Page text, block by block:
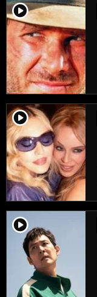
player2
player2
player2